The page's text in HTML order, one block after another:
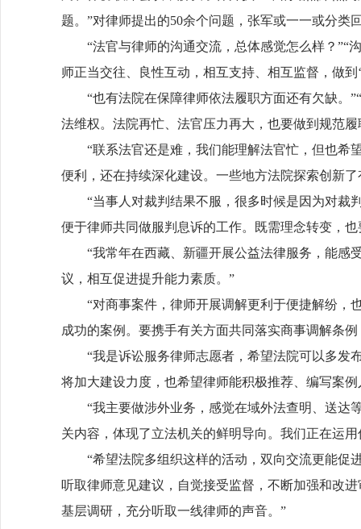
题。”对律师提出的50余个问题，张军或一一或分类
“法官与律师的沟通交流，总体感觉怎么样？”“沟
师正当交往、良性互动，相互支持、相互监督，做到
“也有法院在保障律师依法履职方面还有欠缺。
法维权。法院再忙、法官压力再大，也要做到规范
“联系法官还是难，我们能理解法官忙，但也希望
便利，还在持续深化建设。一些地方法院探索创新
“当事人对裁判结果不服，很多时候是因为对裁判
便于律师共同做服判息诉的工作。既需理念转变，也
“我常年在西藏、新疆开展公益法律服务，能感受
议，相互促进提升能力素质。”
“对商事案件，律师开展调解更利于便捷解纷，也
成功的案例。要携手有关方面共同落实商事调解条
“我是诉讼服务律师志愿者，希望法院可以多发布
将加大建设力度，也希望律师能积极推荐、编写案
“我主要做涉外业务，感觉在域外法查明、送达等
关内容，体现了立法机关的鲜明导向。我们正在运
“希望法院多组织这样的活动，双向交流更能促进
听取律师意见建议，自觉接受监督，不断加强和改
基层调研，充分听取一线律师的声音。”